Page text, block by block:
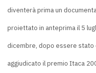
diventerà prima un
proiettato in anteprima il 5
dicembre, dopo essere stato
aggiudicato il premio Itaca